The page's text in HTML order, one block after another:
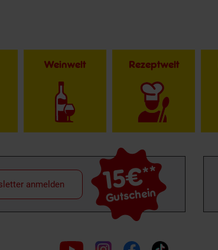
Weinwelt Rezeptwelt
15€**
Gutschein
anmelden
Folge